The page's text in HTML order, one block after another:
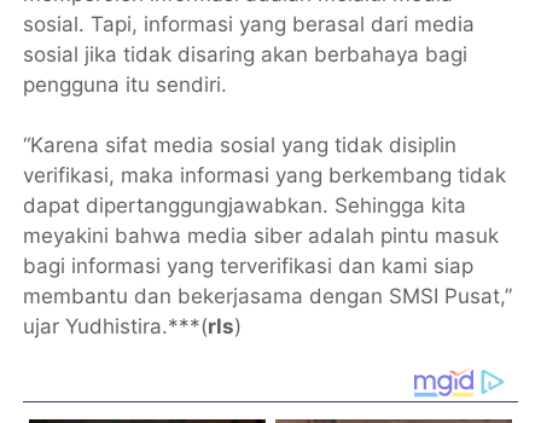
sosial. Tapi, informasi yang berasal dari media
sosial jika tidak disaring akan berbahaya bagi
pengguna itu sendiri.
“Karena sifat media sosial yang tidak disiplin
verifikasi, maka informasi yang berkembang tidak
dapat dipertanggungjawabkan. Sehingga kita
meyakini bahwa media siber adalah pintu masuk
bagi informasi yang terverifikasi dan kami siap
membantu dan bekerjasama dengan SMSI Pusat,”
ujar Yudhistira.***(rls)